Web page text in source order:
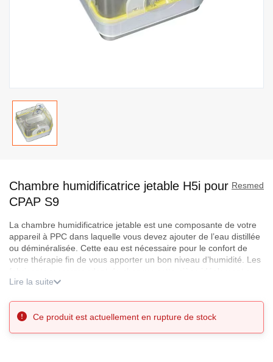
début
de
Galerie
d’images
Resmed
Chambre humidificatrice jetable H5i pour
CPAP S9
La chambre humidificatrice jetable est une composante de votre
appareil à PPC dans laquelle vous devez ajouter de l’eau distillée
ou déminéralisée. Cette eau est nécessaire pour le confort de
votre thérapie fin de vous apporter un bon niveau d’humidité. Les
12 mois, selon votre usage et entretien.
Lire la suite
Ce produit est actuellement en rupture de stock